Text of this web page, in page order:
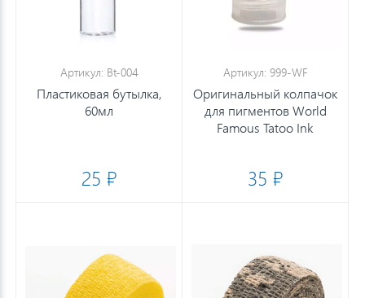
Артикул: Bt-004
Пластиковая бутылка,
60мл
25 ₽
Артикул: 999-WF
Оригинальный колпачок
для пигментов World
Famous Tatoo Ink
35 ₽